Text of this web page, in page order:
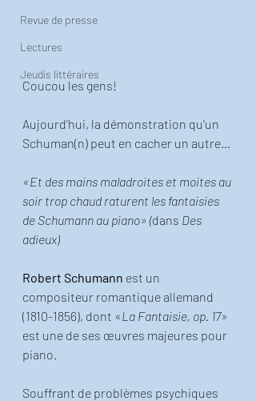
Revue de presse
Lectures
Jeudis littéraires
Coucou les gens!
Aujourd’hui, la démonstration qu’un
Schuman(n) peut en cacher un autre…
«Et des mains maladroites et moites au
soir trop chaud raturent les fantaisies
de Schumann au piano» (dans Des
adieux)
Robert Schumann est un
compositeur romantique allemand
(1810-1856), dont «La Fantaisie, op. 17»
est une de ses œuvres majeures pour
piano.
Souffrant de problèmes psychiques